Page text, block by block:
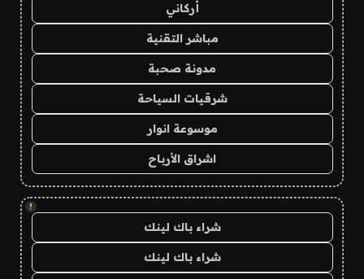
أركاني
مباشر التقنية
مدونة صحبة
شرقيات السياحة
موسوعة انوار
اشراق الأرباح
!
شراء باك لينك
شراء باك لينك